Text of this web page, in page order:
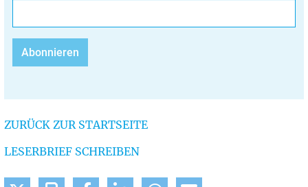
ZURÜCK ZUR STARTSEITE
LESERBRIEF SCHREIBEN